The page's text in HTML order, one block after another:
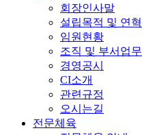
회장인사말
설립목적 및 연혁
임원현황
조직 및 부서업무
경영공시
CI소개
관련규정
오시는길
전문체육